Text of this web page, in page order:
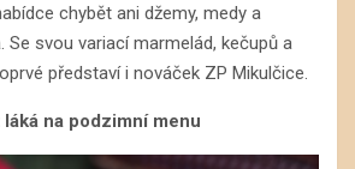
chybět ani džemy, medy a
Se svou variací marmelád, kečupů a
představí i nováček ZP Mikulčice.
na podzimní menu